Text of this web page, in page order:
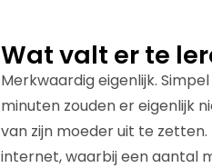
Wat valt er te
Merkwaardig eigenlijk.
minuten zouden er eigenlijk
van zijn moeder uit te
internet, waarbij een aantal